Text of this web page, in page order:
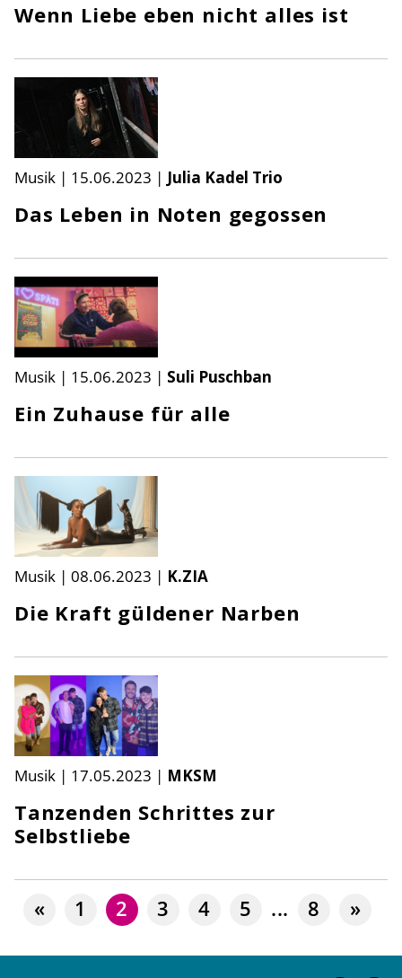
Wenn Liebe eben nicht alles ist
Musik | 15.06.2023 | Julia Kadel Trio
Das Leben in Noten gegossen
Musik | 15.06.2023 | Suli Puschban
Ein Zuhause für alle
Musik | 08.06.2023 | K.ZIA
Die Kraft güldener Narben
Musik | 17.05.2023 | MKSM
Tanzenden Schrittes zur
Selbstliebe
« 1 2 3 4 5 ... 8 »